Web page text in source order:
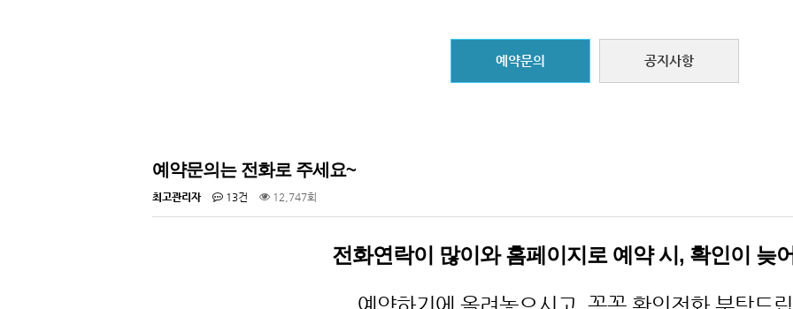
예약문의 공지사항
예약문의는 전화로 주세요~
최고관리자 13건 12,747회
전화연락이 많이와 홈페이지로 예약 시, 확인이 늦